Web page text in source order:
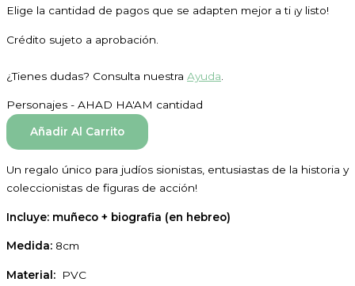
Elige la cantidad de pagos que se adapten mejor a ti ¡y listo!
Crédito sujeto a aprobación.
¿Tienes dudas? Consulta nuestra Ayuda
Personajes - AHAD HA'AM cantidad
Añadir Al Carrito
Un regalo único para judíos sionistas, entusiastas de la historia y
coleccionistas de figuras de acción!
Incluye: muñeco + biografia (en hebreo)
Medida: 8cm
Material: PVC